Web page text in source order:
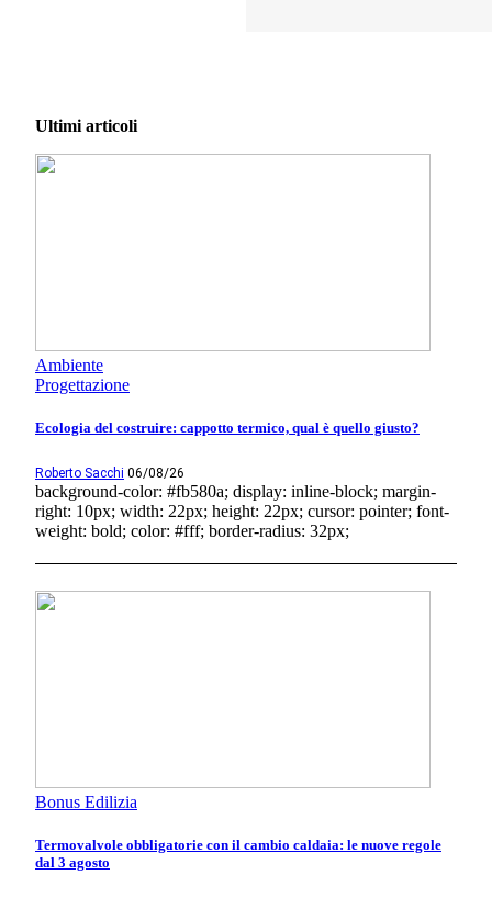
Ultimi articoli
Ambiente
Progettazione
Ecologia del costruire: cappotto termico, qual è quello giusto?
Roberto Sacchi 06/08/26
background-color: #fb580a; display: inline-block; margin-
right: 10px; width: 22px; height: 22px; cursor: pointer; font-
weight: bold; color: #fff; border-radius: 32px;
Bonus Edilizia
Termovalvole obbligatorie con il cambio caldaia: le nuove regole
dal 3 agosto